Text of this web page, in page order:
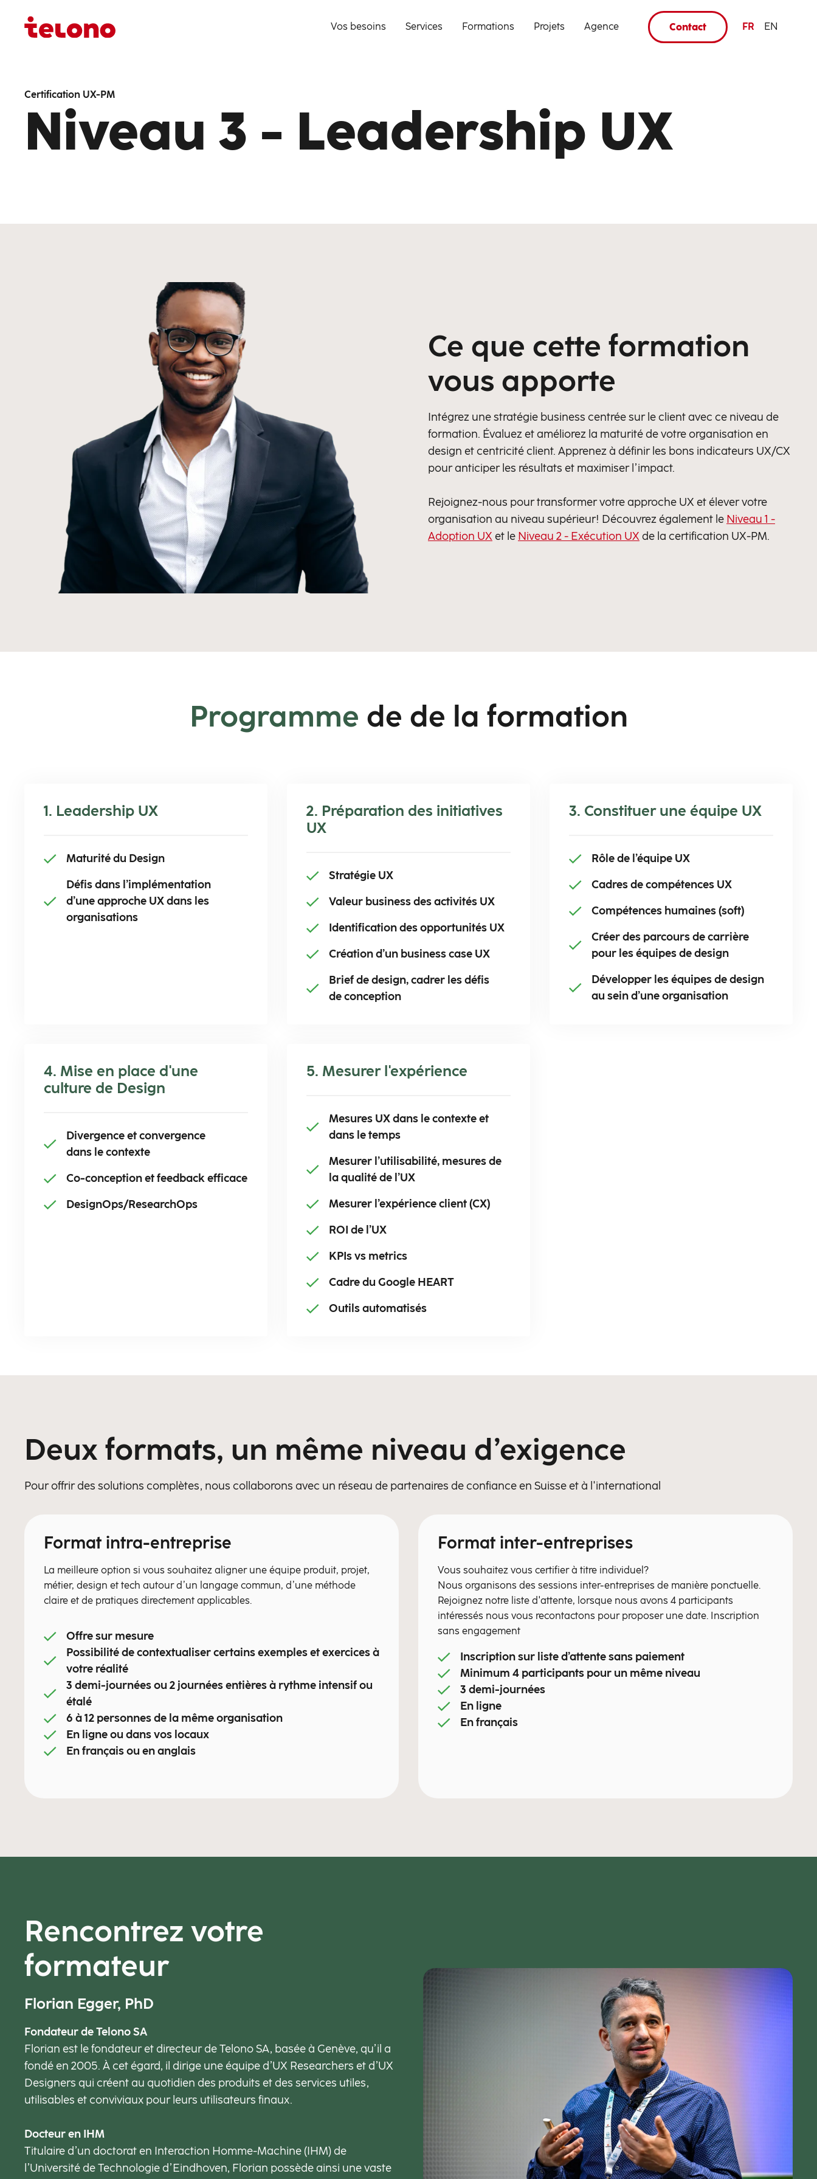
Vos besoins Services Formations Projets Agence Contact FR EN
Certification UX-PM
Niveau 3 - Leadership UX
Ce que cette formation
vous apporte
Intégrez une stratégie business centrée sur le client avec ce niveau de
formation. Évaluez et améliorez la maturité de votre organisation en
design et centricité client. Apprenez à définir les bons indicateurs UX/CX
pour anticiper les résultats et maximiser l’impact.
Rejoignez-nous pour transformer votre approche UX et élever votre
organisation au niveau supérieur! Découvrez également le Niveau 1 -
Adoption UX et le Niveau 2 - Exécution UX de la certification UX-PM.
Programme de de la formation
1. Leadership UX
Maturité du Design​
Défis dans l’implémentation ​
d’une approche UX dans les
organisations
2. Préparation des initiatives
UX
Stratégie UX​
Valeur business des activités UX​
Identification des opportunités UX​
Création d’un business case UX​
Brief de design, cadrer les défis​
de conception
3. Constituer une équipe UX
Rôle de l’équipe UX​
Cadres de compétences UX​
Compétences humaines (soft)​
Créer des parcours de carrière ​
pour les équipes de design​
Développer les équipes de design ​
au sein d’une organisation
4. Mise en place d'une
culture de Design
Divergence et convergence ​
dans le contexte​
Co-conception et feedback efficace​
DesignOps/ResearchOps
5. Mesurer l'expérience
Mesures UX dans le contexte et ​
dans le temps​
Mesurer l’utilisabilité, mesures de
la qualité de l’UX​
Mesurer l’expérience client (CX)​
​ROI de l’UX
KPIs vs metrics​
Cadre du Google HEART
​Outils automatisés​
Deux formats, un même niveau d’exigence
Pour offrir des solutions complètes, nous collaborons avec un réseau de partenaires de confiance en Suisse et à l'international
Format intra-entreprise
La meilleure option si vous souhaitez aligner une équipe produit, projet,
métier, design et tech autour d’un langage commun, d’une méthode
claire et de pratiques directement applicables.
Offre sur mesure
Possibilité de contextualiser certains exemples et exercices à
votre réalité
3 demi-journées ou 2 journées entières à rythme intensif ou
étalé
6 à 12 personnes de la même organisation
En ligne ou dans vos locaux
En français ou en anglais
Format inter-entreprises
Vous souhaitez vous certifier à titre individuel?
Nous organisons des sessions inter-entreprises de manière ponctuelle.
Rejoignez notre liste d'attente, lorsque nous avons 4 participants
intéressés nous vous recontactons pour proposer une date. Inscription
sans engagement
Inscription sur liste d’attente sans paiement
Minimum 4 participants pour un même niveau
3 demi-journées
En ligne
En français
Rencontrez votre
formateur
Florian Egger, PhD
Fondateur de Telono SA
Florian est le fondateur et directeur de Telono SA, basée à Genève, qu’il a
fondé en 2005. À cet égard, il dirige une équipe d’UX Researchers et d’UX
Designers qui créent au quotidien des produits et des services utiles,
utilisables et conviviaux pour leurs utilisateurs finaux.
Docteur en IHM
Titulaire d’un doctorat en Interaction Homme-Machine (IHM) de
l’Université de Technologie d’Eindhoven, Florian possède ainsi une vaste